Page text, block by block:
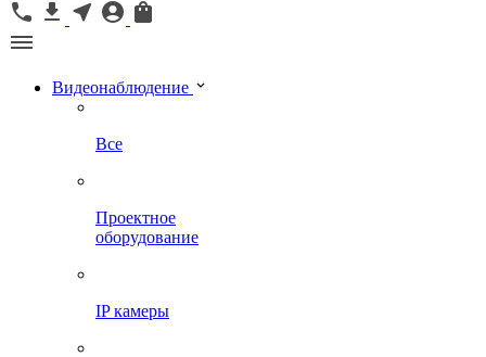
Видеонаблюдение
Все
Проектное
оборудование
IP камеры